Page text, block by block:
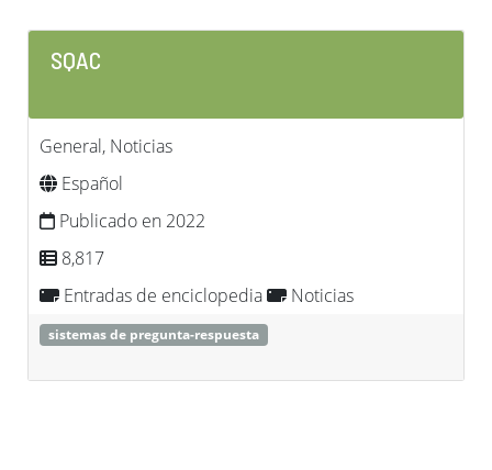
SQAC
General, Noticias
Español
Publicado en 2022
8,817
Entradas de enciclopedia
Noticias
sistemas de pregunta-respuesta